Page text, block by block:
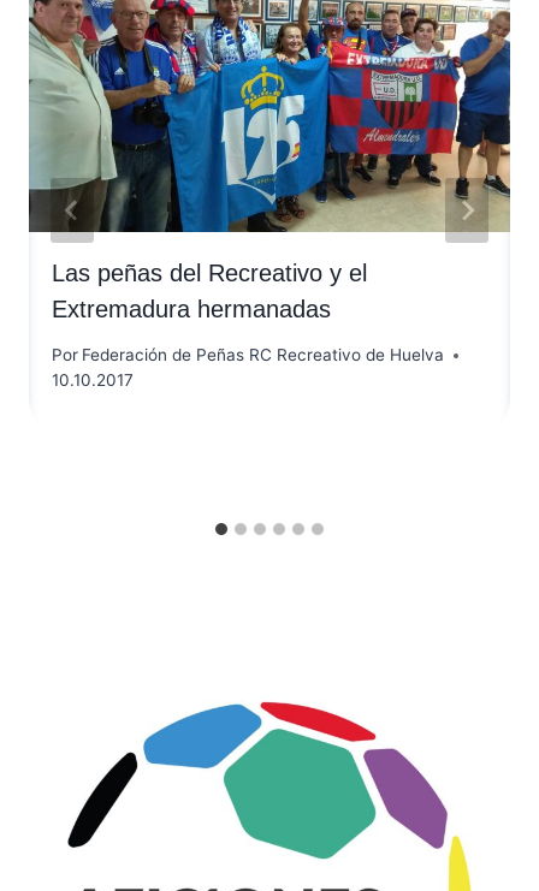
Las peñas del Recreativo y el
Extremadura hermanadas
Por Federación de Peñas RC Recreativo de Huelva
10.10.2017